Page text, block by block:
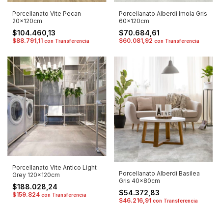
Porcellanato Vite Pecan
20x120cm
$104.460,13
$88.791,11 con Transferencia
Porcellanato Alberdi Imola Gris
60x120cm
$70.684,61
$60.081,92 con Transferencia
Porcellanato Vite Antico Light
Grey 120x120cm
$188.028,24
$159.824 con Transferencia
Porcellanato Alberdi Basilea
Gris 40x80cm
$54.372,83
$46.216,91 con Transferencia